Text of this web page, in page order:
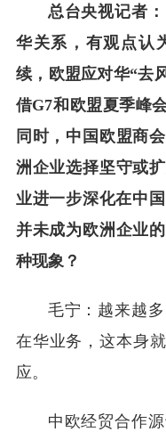
总台央视记者
华关系，有观点认
续，欧盟应对华“去
借G7和欧盟夏季峰
同时，中国欧盟商
洲企业选择坚守或
业进一步深化在中
并未成为欧洲企业
种现象？
毛宁：越来越
在华业务，这本身
应。
中欧经贸合作